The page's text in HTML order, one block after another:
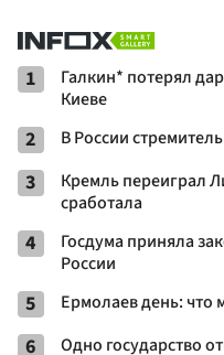
1
Галкин* потерял
Киеве
2 В России
3
Кремль переиграл
сработала
4
Госдума приняла
России
5 Ермолаев день: что
6
Одно государство